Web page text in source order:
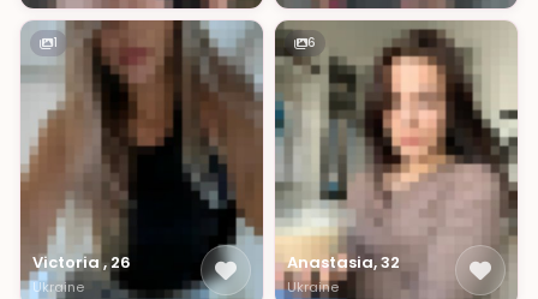
1
Victoria , 26
Ukraine
6
Anastasia, 32
Ukraine